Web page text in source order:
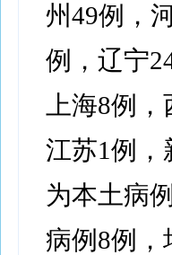
州49例，
例，辽宁
上海8例
江苏1例，
为本土病
病例8例，